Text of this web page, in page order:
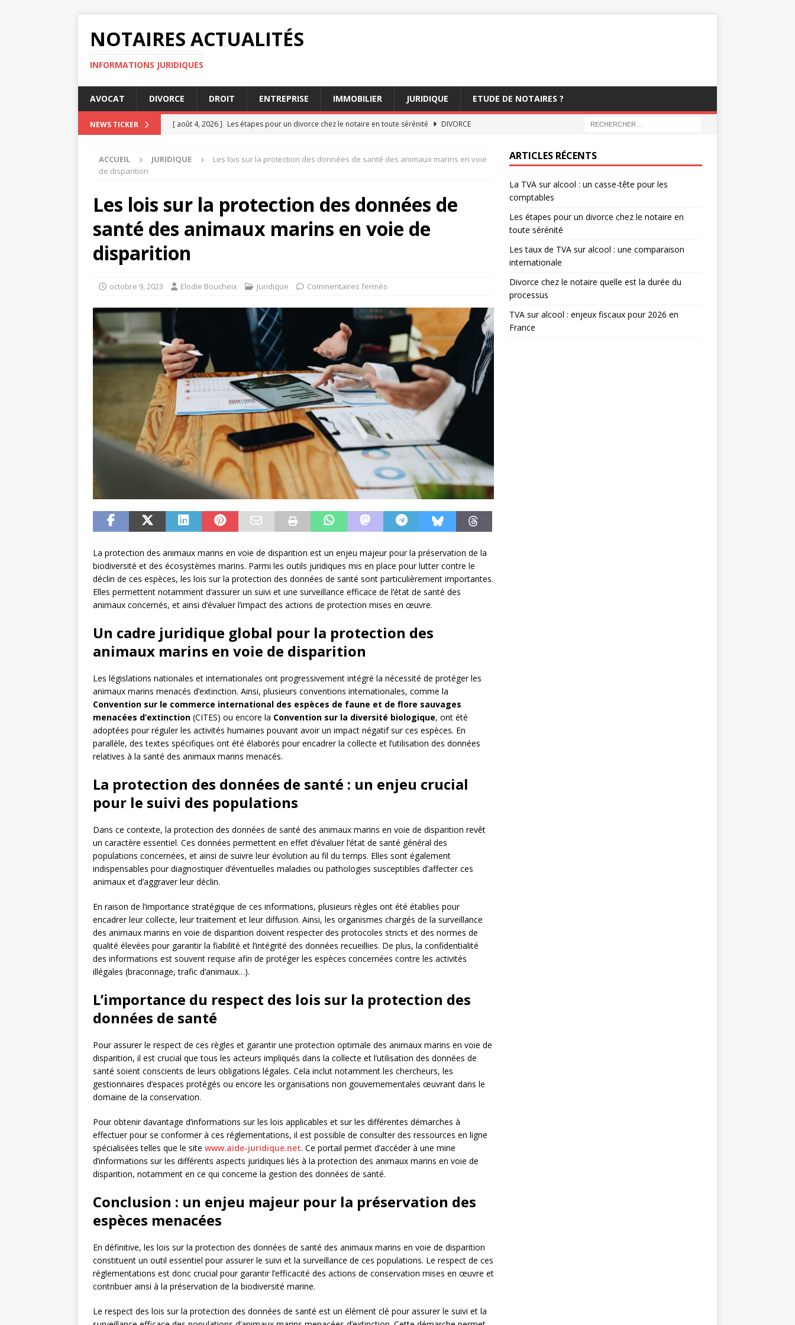
NOTAIRES ACTUALITÉS
INFORMATIONS JURIDIQUES
AVOCAT DIVORCE DROIT ENTREPRISE IMMOBILIER JURIDIQUE ETUDE DE NOTAIRES ?
NEWS TICKER [ août 4, 2026 ] Les étapes pour un divorce chez le notaire en toute sérénité
DIVORCE
[ juillet 27, 2026 ] Divorce chez le notaire quelle est la durée du processus
DIVORCE
[ août 8, 2026 ] La TVA sur alcool : un casse-tête pour les comptables ENTREPRISE
ACCUEIL JURIDIQUE
Les lois sur la protection des données de santé des animaux marins en voie
de disparition
Les lois sur la protection des données de
santé des animaux marins en voie de
disparition
octobre 9, 2023 Elodie Boucheix Juridique Commentaires fermés
La protection des animaux marins en voie de disparition est un enjeu majeur pour la préservation de la
biodiversité et des écosystèmes marins. Parmi les outils juridiques mis en place pour lutter contre le
déclin de ces espèces, les lois sur la protection des données de santé sont particulièrement importantes.
Elles permettent notamment d’assurer un suivi et une surveillance efficace de l’état de santé des
animaux concernés, et ainsi d’évaluer l’impact des actions de protection mises en œuvre.
Un cadre juridique global pour la protection des
animaux marins en voie de disparition
Les législations nationales et internationales ont progressivement intégré la nécessité de protéger les
animaux marins menacés d’extinction. Ainsi, plusieurs conventions internationales, comme la
Convention sur le commerce international des espèces de faune et de flore sauvages
menacées d’extinction (CITES) ou encore la Convention sur la diversité biologique, ont été
adoptées pour réguler les activités humaines pouvant avoir un impact négatif sur ces espèces. En
parallèle, des textes spécifiques ont été élaborés pour encadrer la collecte et l’utilisation des données
relatives à la santé des animaux marins menacés.
La protection des données de santé : un enjeu crucial
pour le suivi des populations
Dans ce contexte, la protection des données de santé des animaux marins en voie de disparition revêt
un caractère essentiel. Ces données permettent en effet d’évaluer l’état de santé général des
populations concernées, et ainsi de suivre leur évolution au fil du temps. Elles sont également
indispensables pour diagnostiquer d’éventuelles maladies ou pathologies susceptibles d’affecter ces
animaux et d’aggraver leur déclin.
En raison de l’importance stratégique de ces informations, plusieurs règles ont été établies pour
encadrer leur collecte, leur traitement et leur diffusion. Ainsi, les organismes chargés de la surveillance
des animaux marins en voie de disparition doivent respecter des protocoles stricts et des normes de
qualité élevées pour garantir la fiabilité et l’intégrité des données recueillies. De plus, la confidentialité
des informations est souvent requise afin de protéger les espèces concernées contre les activités
illégales (braconnage, trafic d’animaux…).
L’importance du respect des lois sur la protection des
données de santé
Pour assurer le respect de ces règles et garantir une protection optimale des animaux marins en voie de
disparition, il est crucial que tous les acteurs impliqués dans la collecte et l’utilisation des données de
santé soient conscients de leurs obligations légales. Cela inclut notamment les chercheurs, les
gestionnaires d’espaces protégés ou encore les organisations non gouvernementales œuvrant dans le
domaine de la conservation.
Pour obtenir davantage d’informations sur les lois applicables et sur les différentes démarches à
effectuer pour se conformer à ces réglementations, il est possible de consulter des ressources en ligne
spécialisées telles que le site www.aide-juridique.net. Ce portail permet d’accéder à une mine
d’informations sur les différents aspects juridiques liés à la protection des animaux marins en voie de
disparition, notamment en ce qui concerne la gestion des données de santé.
Conclusion : un enjeu majeur pour la préservation des
espèces menacées
En définitive, les lois sur la protection des données de santé des animaux marins en voie de disparition
constituent un outil essentiel pour assurer le suivi et la surveillance de ces populations. Le respect de ces
réglementations est donc crucial pour garantir l’efficacité des actions de conservation mises en œuvre et
contribuer ainsi à la préservation de la biodiversité marine.
Le respect des lois sur la protection des données de santé est un élément clé pour assurer le suivi et la
ARTICLES RÉCENTS
La TVA sur alcool : un casse-tête pour les
comptables
Les étapes pour un divorce chez le notaire en
toute sérénité
Les taux de TVA sur alcool : une comparaison
internationale
Divorce chez le notaire quelle est la durée du
processus
TVA sur alcool : enjeux fiscaux pour 2026 en
France